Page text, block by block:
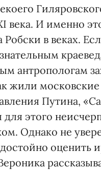
века. И именно
Робски в веках.
антропологам
жили московские
Путина,
для этого
Однако не
оценить